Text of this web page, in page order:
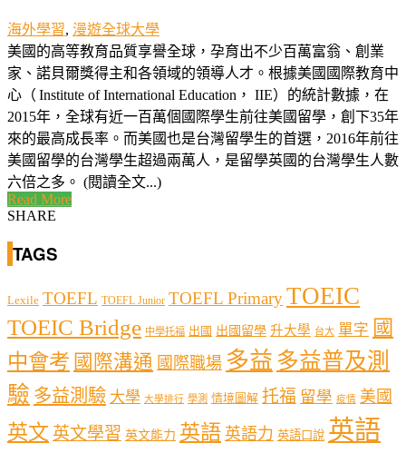
海外學習, 漫遊全球大學
美國的高等教育品質享譽全球，孕育出不少百萬富翁、創業
家、諾貝爾獎得主和各領域的領導人才。根據美國國際教育中
心（ Institute of International Education， IIE）的統計數據，在
2015年，全球有近一百萬個國際學生前往美國留學，創下35年
來的最高成長率。而美國也是台灣留學生的首選，2016年前往
美國留學的台灣學生超過兩萬人，是留學英國的台灣學生人數
六倍之多。 (閱讀全文...)
Read More
SHARE
TAGS
Lexile TOEFL TOEFL Junior TOEFL PrimaryTOEIC
TOEIC Bridge 中學托福 出國 出國留學 升大學 台大 單字 國
中會考 國際溝通 國際職場 多益 多益普及測
驗 多益測驗 大學 大學排行 學測 情境圖解 托福 留學 疫情 美國
英文 英文學習 英文能力 英語 英語力 英語口說 英語